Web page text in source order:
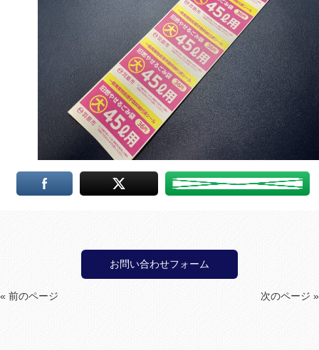
お問い合わせフォーム
« 前のページ 次のページ »